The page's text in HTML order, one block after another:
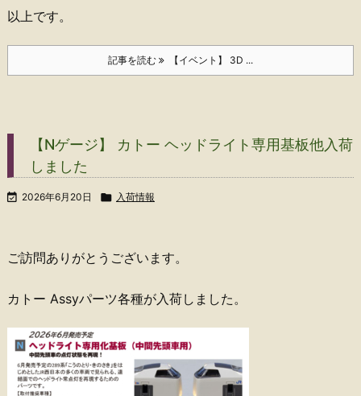
以上です。
記事を読む 【イベント】 3D ...
【Nゲージ】 カトー ヘッドライト専用基板他入荷
しました
 2026年6月20日  入荷情報
ご訪問ありがとうございます。
カトー Assyパーツ各種が入荷しました。